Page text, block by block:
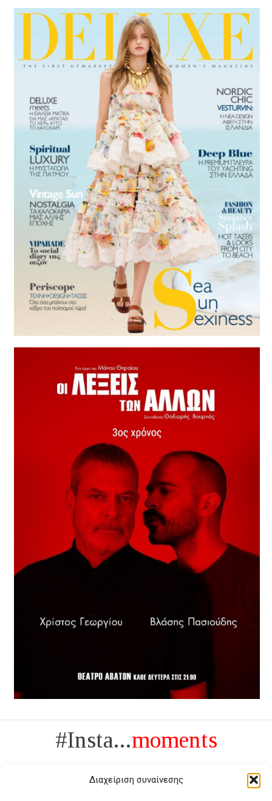
Διαχείριση συναίνεσης
#Insta...moments